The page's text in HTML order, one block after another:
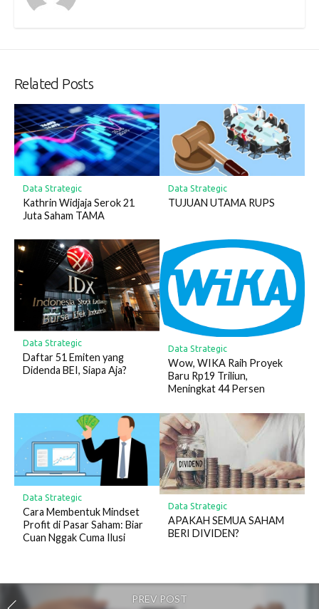
Related Posts
Data Strategic
Kathrin Widjaja Serok 21
Juta Saham TAMA
Data Strategic
TUJUAN UTAMA RUPS
Data Strategic
Daftar 51 Emiten yang
Didenda BEI, Siapa Aja?
Data Strategic
Wow, WIKA Raih Proyek
Baru Rp19 Triliun,
Meningkat 44 Persen
Data Strategic
Cara Membentuk Mindset
Profit di Pasar Saham: Biar
Cuan Nggak Cuma Ilusi
Data Strategic
APAKAH SEMUA SAHAM
BERI DIVIDEN?
PREV POST